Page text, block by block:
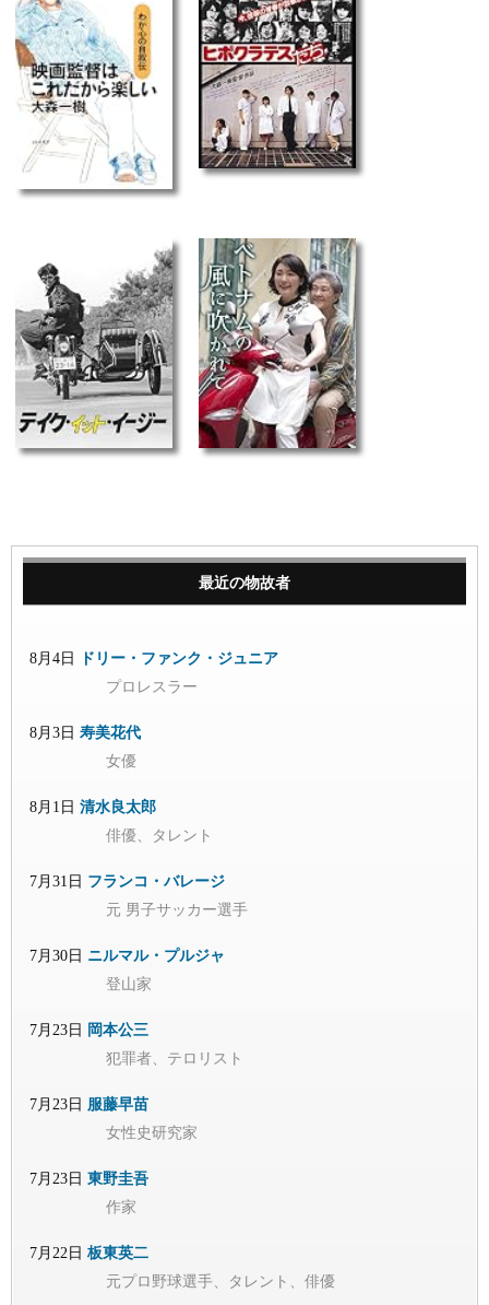
最近の物故者
8月4日
ドリー・ファンク・ジュニア
プロレスラー
8月3日 寿美花代
女優
8月1日 清水良太郎
俳優、タレント
7月31日 フランコ・バレージ
元 男子サッカー選手
7月30日 ニルマル・プルジャ
登山家
7月23日 岡本公三
犯罪者、テロリスト
7月23日 服藤早苗
女性史研究家
7月23日 東野圭吾
作家
7月22日 板東英二
元プロ野球選手、タレント、俳優